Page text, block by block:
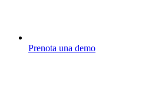
Prenota una demo